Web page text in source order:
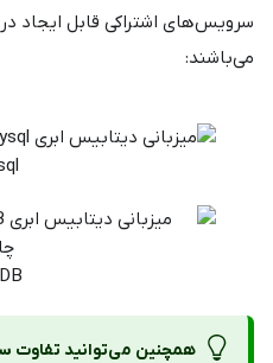
سرویس‌های اشتراکی قابل ایجاد
می‌باشند:
همچنین می‌توانید تفاوت